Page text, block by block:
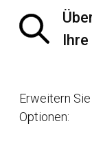
Ihre
Erweitern
Optionen: